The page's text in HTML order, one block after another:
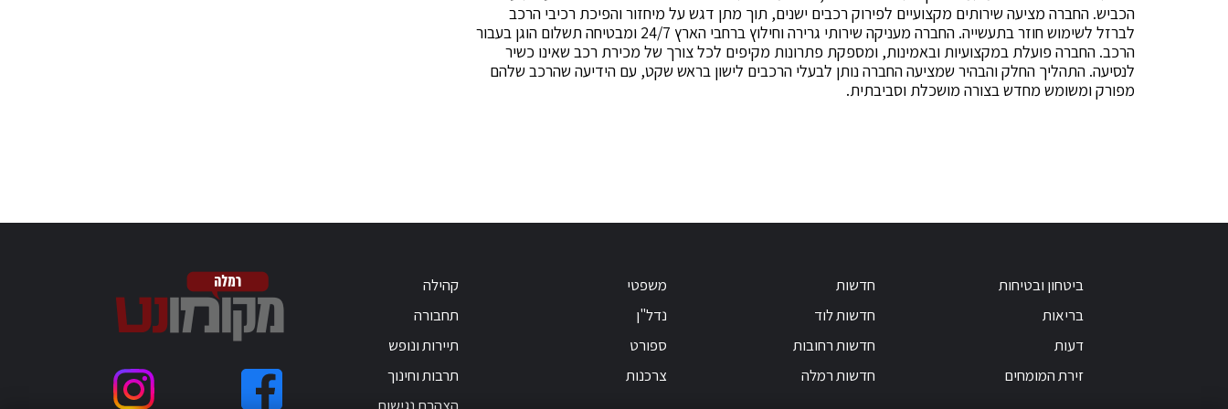
הכביש. החברה מציעה שירותים מקצועיים לפירוק רכבים ישנים, תוך מתן דגש על מיחזור והפיכת רכיבי הרכב
לברזל לשימוש חוזר בתעשייה. החברה מעניקה שירותי גרירה וחילוץ ברחבי הארץ 24/7 ומבטיחה תשלום הוגן בעבור
הרכב. החברה פועלת במקצועיות ובאמינות, ומספקת פתרונות מקיפים לכל צורך של מכירת רכב שאינו כשיר
לנסיעה. התהליך החלק והבהיר שמציעה החברה נותן לבעלי הרכבים לישון בראש שקט, עם הידיעה שהרכב שלהם
מפורק ומשומש מחדש בצורה מושכלת וסביבתית.
ביטחון ובטיחות
בריאות
דעות
זירת המומחים
חדשות
חדשות לוד
חדשות רחובות
חדשות רמלה
משפטי
נדל"ן
ספורט
צרכנות
קהילה
תחבורה
תיירות ונופש
תרבות וחינוך